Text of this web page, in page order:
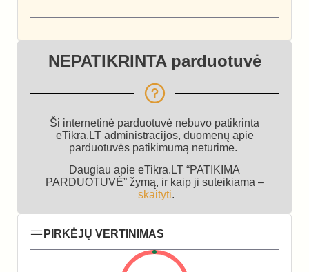
NEPATIKRINTA parduotuvė
Ši internetinė parduotuvė nebuvo patikrinta
eTikra.LT administracijos, duomenų apie
parduotuvės patikimumą neturime.
Daugiau apie eTikra.LT “PATIKIMA
PARDUOTUVĖ” žymą, ir kaip ji suteikiama –
skaityti.
PIRKĖJŲ VERTINIMAS